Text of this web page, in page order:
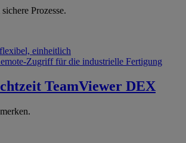
Prozesse.
einheitlich
Zugriff für die industrielle Fertigung
TeamViewer DEX